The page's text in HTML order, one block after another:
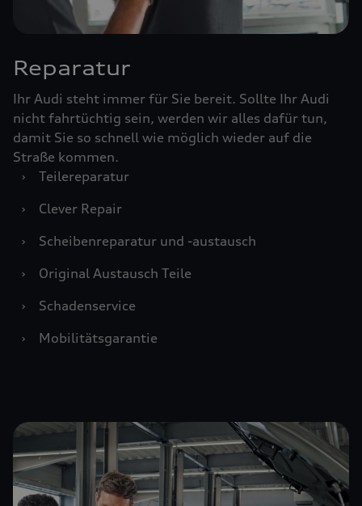
Reparatur
Ihr Audi steht immer für Sie bereit. Sollte Ihr Audi
nicht fahrtüchtig sein, werden wir alles dafür tun,
damit Sie so schnell wie möglich wieder auf die
Straße kommen.
›
Teilereparatur
›
Clever Repair
›
Scheibenreparatur und -austausch
›
Original Austausch Teile
›
Schadenservice
›
Mobilitätsgarantie